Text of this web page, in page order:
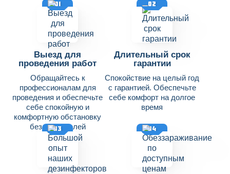
01
Выезд для
проведения работ
Обращайтесь к
профессионалам для
проведения и обеспечьте
себе спокойную и
комфортную обстановку
без вредителей
02
Длительный срок
гарантии
Спокойствие на целый год
с гарантией. Обеспечьте
себе комфорт на долгое
время
03 04